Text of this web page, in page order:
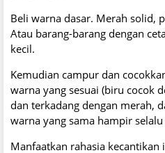
Beli warna dasar. Merah solid,
Atau barang-barang dengan
kecil.
Kemudian campur dan
warna yang sesuai (biru cocok
dan terkadang dengan merah,
warna yang sama hampir selalu
Manfaatkan rahasia